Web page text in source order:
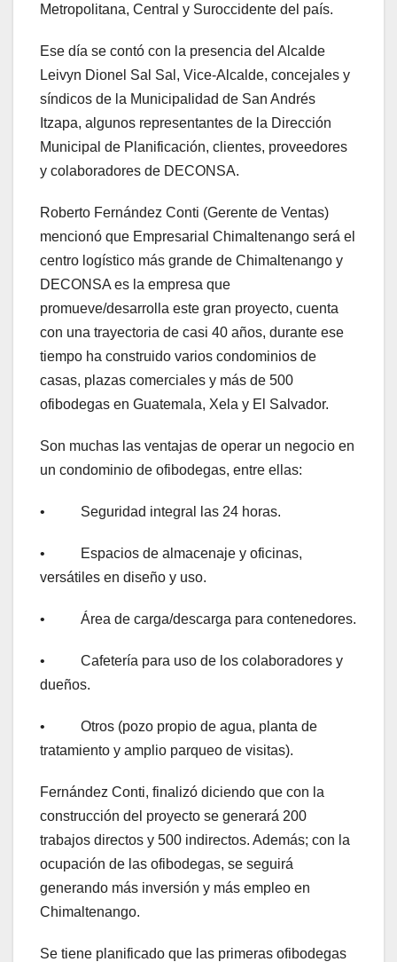
Metropolitana, Central y Suroccidente del país.
Ese día se contó con la presencia del Alcalde
Leivyn Dionel Sal Sal, Vice-Alcalde, concejales y
síndicos de la Municipalidad de San Andrés
Itzapa, algunos representantes de la Dirección
Municipal de Planificación, clientes, proveedores
y colaboradores de DECONSA.
Roberto Fernández Conti (Gerente de Ventas)
mencionó que Empresarial Chimaltenango será el
centro logístico más grande de Chimaltenango y
DECONSA es la empresa que
promueve/desarrolla este gran proyecto, cuenta
con una trayectoria de casi 40 años, durante ese
tiempo ha construido varios condominios de
casas, plazas comerciales y más de 500
ofibodegas en Guatemala, Xela y El Salvador.
Son muchas las ventajas de operar un negocio en
un condominio de ofibodegas, entre ellas:
• Seguridad integral las 24 horas.
• Espacios de almacenaje y oficinas,
versátiles en diseño y uso.
• Área de carga/descarga para contenedores.
• Cafetería para uso de los colaboradores y
dueños.
• Otros (pozo propio de agua, planta de
tratamiento y amplio parqueo de visitas).
Fernández Conti, finalizó diciendo que con la
construcción del proyecto se generará 200
trabajos directos y 500 indirectos. Además; con la
ocupación de las ofibodegas, se seguirá
generando más inversión y más empleo en
Chimaltenango.
Se tiene planificado que las primeras ofibodegas